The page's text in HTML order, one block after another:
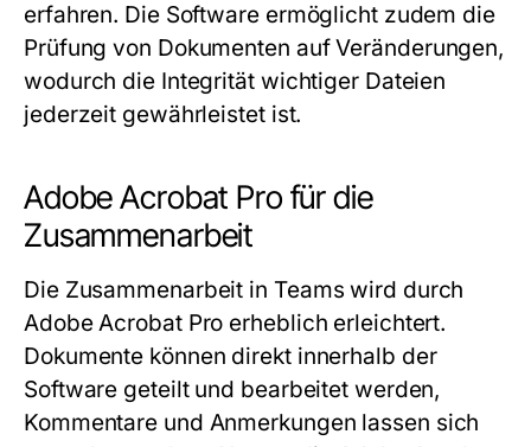
erfahren. Die Software ermöglicht zudem die
Prüfung von Dokumenten auf Veränderungen,
wodurch die Integrität wichtiger Dateien
jederzeit gewährleistet ist.
Adobe Acrobat Pro für die
Zusammenarbeit
Die Zusammenarbeit in Teams wird durch
Adobe Acrobat Pro erheblich erleichtert.
Dokumente können direkt innerhalb der
Software geteilt und bearbeitet werden,
Kommentare und Anmerkungen lassen sich